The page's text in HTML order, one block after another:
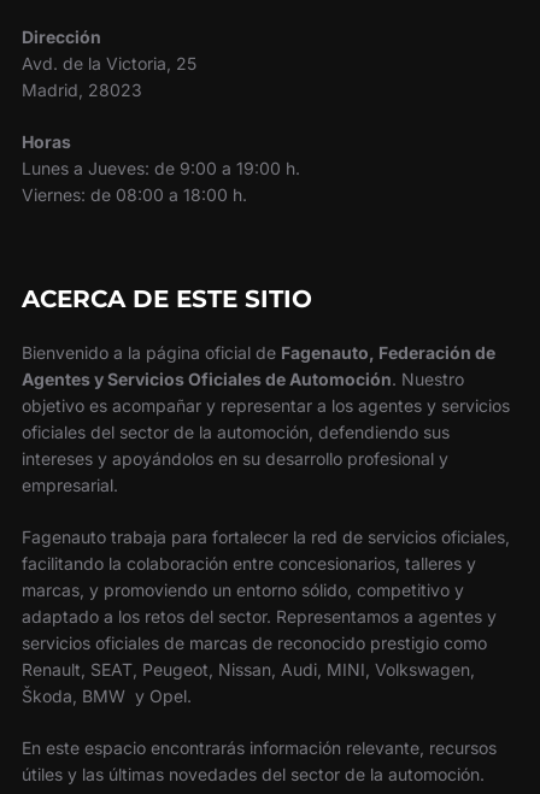
Dirección
Avd. de la Victoria, 25
Madrid, 28023
Horas
Lunes a Jueves: de 9:00 a 19:00 h.
Viernes: de 08:00 a 18:00 h.
ACERCA DE ESTE SITIO
Bienvenido a la página oficial de Fagenauto, Federación de
Agentes y Servicios Oficiales de Automoción. Nuestro
objetivo es acompañar y representar a los agentes y servicios
oficiales del sector de la automoción, defendiendo sus
intereses y apoyándolos en su desarrollo profesional y
empresarial.
Fagenauto trabaja para fortalecer la red de servicios oficiales,
facilitando la colaboración entre concesionarios, talleres y
marcas, y promoviendo un entorno sólido, competitivo y
adaptado a los retos del sector. Representamos a agentes y
servicios oficiales de marcas de reconocido prestigio como
Renault, SEAT, Peugeot, Nissan, Audi, MINI, Volkswagen,
Škoda, BMW y Opel.
En este espacio encontrarás información relevante, recursos
útiles y las últimas novedades del sector de la automoción.